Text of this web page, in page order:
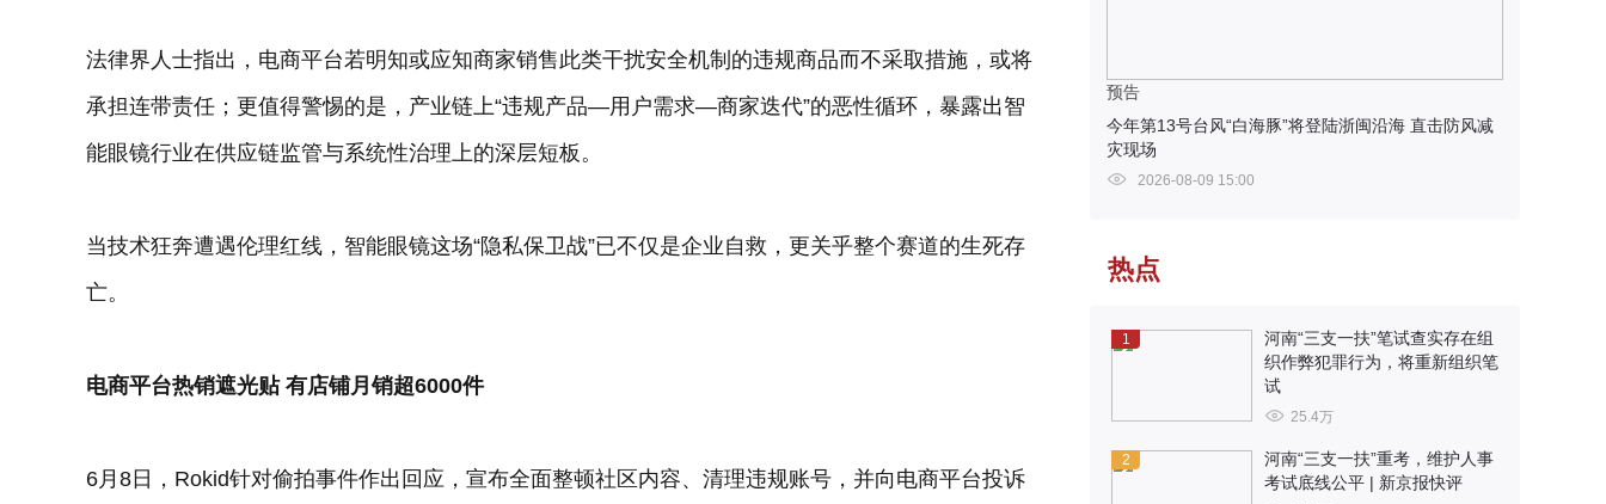
法律界人士指出，电商平台若明知或应知商家销售此类干扰安全机制的违规商品而不采取措施，或将
承担连带责任；更值得警惕的是，产业链上“违规产品—用户需求—商家迭代”的恶性循环，暴露出智
能眼镜行业在供应链监管与系统性治理上的深层短板。
当技术狂奔遭遇伦理红线，智能眼镜这场“隐私保卫战”已不仅是企业自救，更关乎整个赛道的生死存
亡。
电商平台热销遮光贴 有店铺月销超6000件
6月8日，Rokid针对偷拍事件作出回应，宣布全面整顿社区内容、清理违规账号，并向电商平台投诉
预告
今年第13号台风“白海豚”将登陆浙闽沿海 直击防风减
灾现场
2026-08-09 15:00
热点
1
河南“三支一扶”笔试查实存在组
织作弊犯罪行为，将重新组织笔
试
25.4万
2
河南“三支一扶”重考，维护人事
考试底线公平 | 新京报快评